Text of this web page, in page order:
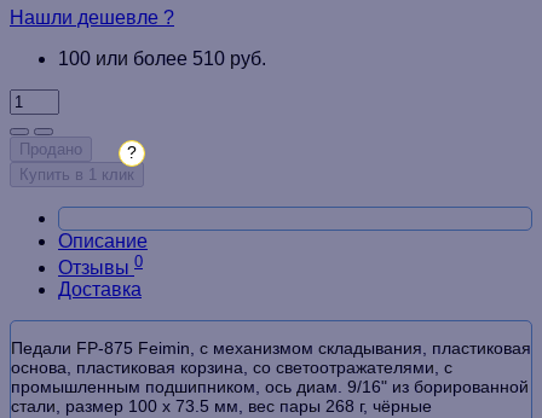
Нашли дешевле ?
100 или более 510 руб.
Продано
Купить в 1 клик
?
Описание
Отзывы 0
Доставка
Педали FP-875 Feimin, с механизмом складывания, пластиковая
основа, пластиковая корзина, со светоотражателями, с
промышленным подшипником, ось диам. 9/16" из борированной
стали, размер 100 х 73.5 мм, вес пары 268 г, чёрные